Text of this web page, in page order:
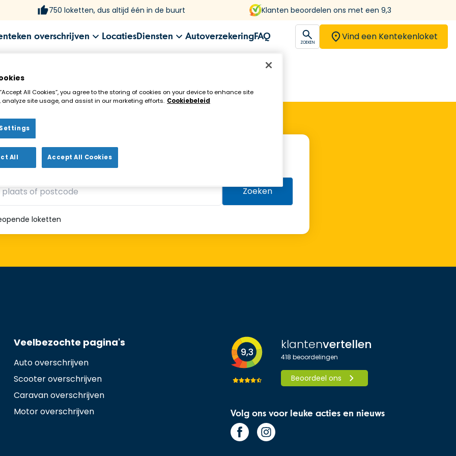
750 loketten, dus altijd één in de buurt Klanten beoordelen ons met een 9,3
overschrijven LocatiesDiensten AutoverzekeringFAQ open
ZOEKEN
Vind een Kentekenloket
in de buurt!
Zoeken
loketten
Veelbezochte pagina's
Auto overschrijven
Scooter overschrijven
Caravan overschrijven
Motor overschrijven
9,3 klantenvertellen
418 beoordelingen
Beoordeel ons
Volg ons voor leuke acties en nieuws
All Cookies”, you agree to the storing of cookies on your device to enhance site
site usage, and assist in our marketing efforts. Cookiebeleid
All Accept All Cookies